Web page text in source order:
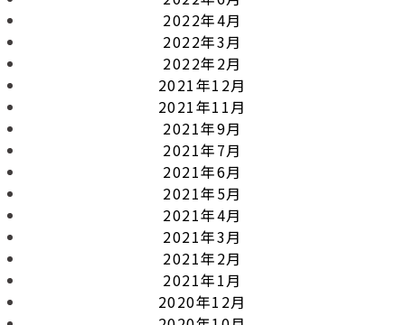
2022年4月
2022年3月
2022年2月
2021年12月
2021年11月
2021年9月
2021年7月
2021年6月
2021年5月
2021年4月
2021年3月
2021年2月
2021年1月
2020年12月